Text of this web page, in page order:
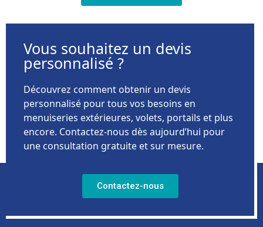
Vous souhaitez un devis
personnalisé ?
Découvrez comment obtenir un devis
personnalisé pour tous vos besoins en
menuiseries extérieures, volets, portails et plus
encore. Contactez-nous dès aujourd’hui pour
une consultation gratuite et sur mesure.
Contactez-nous